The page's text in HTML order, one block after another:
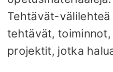
Tehtävät-
tehtävät,
projektit, jotka